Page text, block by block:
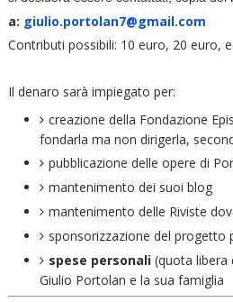
a: giulio.portolan7@gmail.com
Contributi possibili: 10 euro, 20 euro,
Il denaro sarà impiegato per:
creazione della Fondazione
fondarla ma non dirigerla,
pubblicazione delle opere di
mantenimento dei suoi blog
mantenimento delle Riviste
sponsorizzazione del progetto
spese personali (quota libera
Giulio Portolan e la sua famiglia